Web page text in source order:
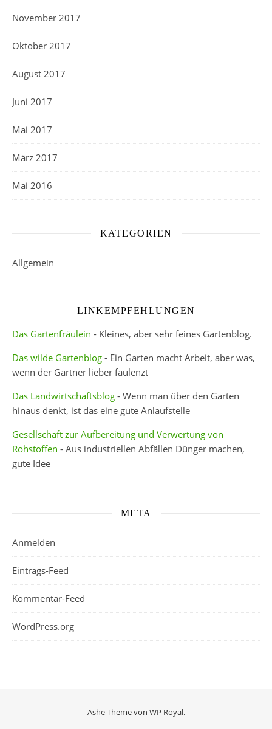
November 2017
Oktober 2017
August 2017
Juni 2017
Mai 2017
März 2017
Mai 2016
KATEGORIEN
Allgemein
LINKEMPFEHLUNGEN
Das Gartenfräulein - Kleines, aber sehr feines Gartenblog.
Das wilde Gartenblog - Ein Garten macht Arbeit, aber was,
wenn der Gärtner lieber faulenzt
Das Landwirtschaftsblog - Wenn man über den Garten
hinaus denkt, ist das eine gute Anlaufstelle
Gesellschaft zur Aufbereitung und Verwertung von
Rohstoffen - Aus industriellen Abfällen Dünger machen,
gute Idee
META
Anmelden
Eintrags-Feed
Kommentar-Feed
WordPress.org
Ashe Theme von WP Royal.